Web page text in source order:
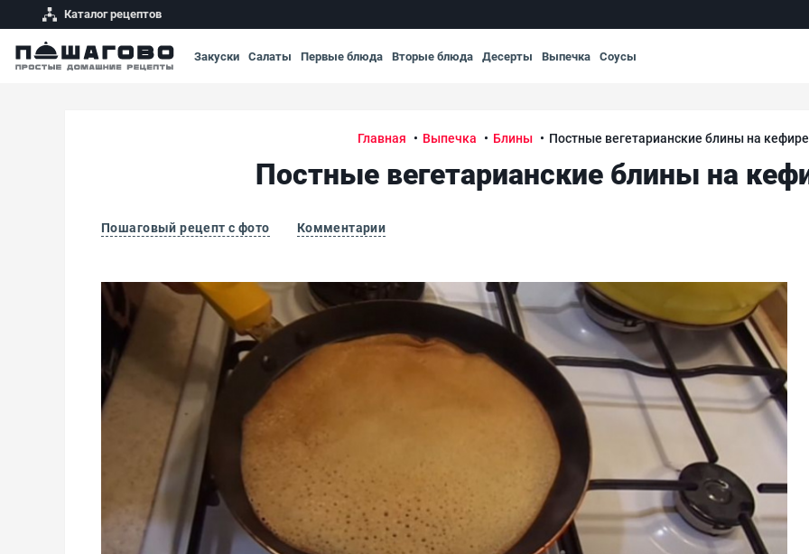
Каталог рецептов
Закуски Салаты Первые блюда Вторые блюда Десерты Выпечка Соусы
Главная Выпечка Блины Постные вегетарианские блины на
Постные вегетарианские блины на
Пошаговый рецепт с фото Комментарии
Постные вегетарианские блины на кефире без яиц